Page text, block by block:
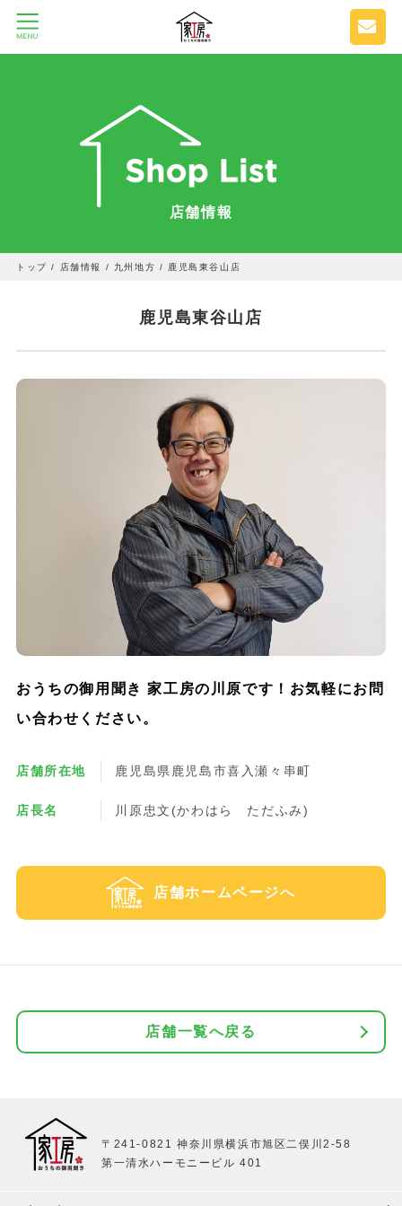
店舗情報
トップ / 店舗情報 / 九州地方 / 鹿児島東谷山店
鹿児島東谷山店
おうちの御用聞き 家工房の川原です！お気軽にお問
い合わせください。
店舗所在地 鹿児島県鹿児島市喜入瀬々串町
店長名 川原忠文(かわはら ただふみ)
店舗ホームページへ
店舗一覧へ戻る
〒241-0821 神奈川県横浜市旭区二俣川2-58
第一清水ハーモニービル 401